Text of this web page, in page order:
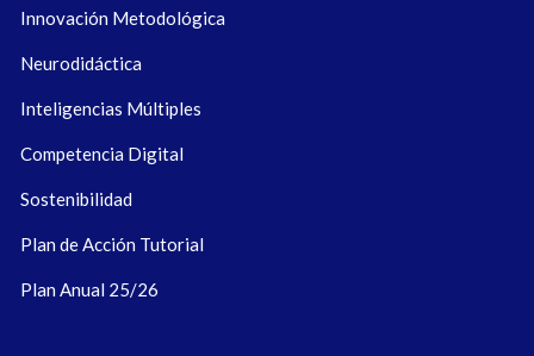
Innovación Metodológica
Neurodidáctica
Inteligencias Múltiples
Competencia Digital
Sostenibilidad
Plan de Acción Tutorial
Plan Anual 25/26